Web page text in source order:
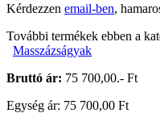
Kérdezzen email-ben,
További termékek ebben a
Masszázságyak
Bruttó ár: 75 700,00.- Ft
Egység ár: 75 700,00 Ft